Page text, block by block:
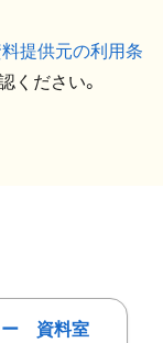
提供元の利用条
ください。
ー 資料室